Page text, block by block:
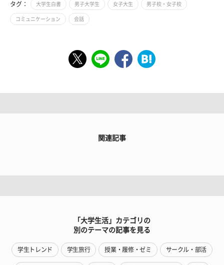
タグ： 大学生白書 男子大学生 女子大生 男子校・女子校
コミュニケーション 会話
関連記事
「大学生活」カテゴリの
別のテーマの記事を見る
学生トレンド 学生旅行 授業・履修・ゼミ サークル・部活